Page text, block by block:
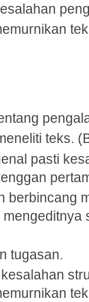
teks.
pasti
berbincang
tugasan.